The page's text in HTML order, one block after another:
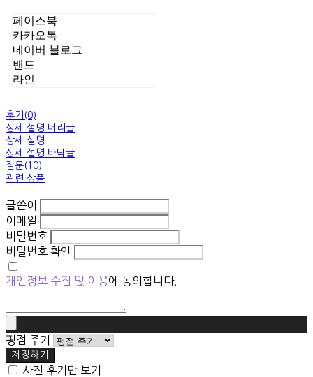
페이스북
카카오톡
네이버 블로그
밴드
라인
후기(0)
상세 설명 머리글
상세 설명
상세 설명 바닥글
질문(10)
관련 상품
글쓴이
이메일
비밀번호
비밀번호 확인
개인정보 수집 및 이용에 동의합니다.
평점 주기
저장하기
사진 후기만 보기